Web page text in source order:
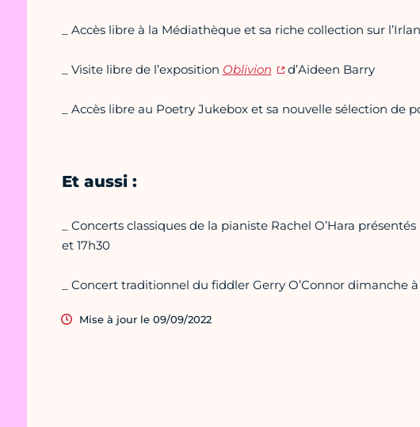
_ Accès libre à la Médiathèque et sa riche collection sur
_ Visite libre de l’exposition Oblivion d’Aideen Barry
_ Accès libre au Poetry Jukebox et sa nouvelle sélection de
Et aussi :
_ Concerts classiques de la pianiste Rachel O’Hara
et 17h30
_ Concert traditionnel du fiddler Gerry O’Connor dimanche à
Mise à jour le 09/09/2022